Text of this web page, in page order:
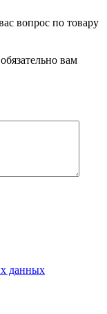
вопрос по товару
вам
данных